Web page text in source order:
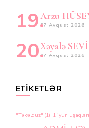
Arzu
07 Avqust 2026
Xəyalə
07 Avqust 2026
ETIKETLƏR
"Təkəlduz" (1) 1 iyun